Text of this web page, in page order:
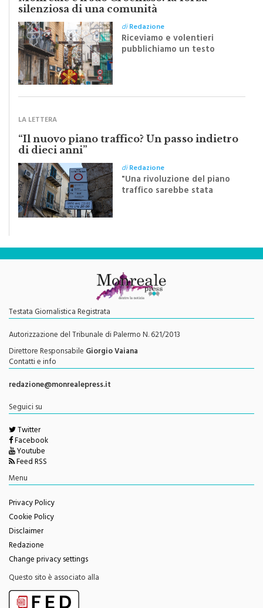
diRedazione
Riceviamo e volentieri
pubblichiamo un testo
inviato dalla scrittrice
monrealese Mariella
“Il nuovo piano traffico? Un passo indietro
di dieci anni”
"Una rivoluzione del piano
traffico sarebbe stata
efficace se preceduta da
una rivoluzione culturale"
Testata Giornalistica Registrata
Autorizzazione del Tribunale di Palermo N. 621/2013
Direttore ResponsabileGiorgio Vaiana
Contatti e info
redazione@monrealepress.it
Twitter
Facebook
Youtube
Feed RSS
Menu
Privacy Policy
Cookie Policy
Disclaimer
Redazione
Change privacy settings
Questo sito è associato alla